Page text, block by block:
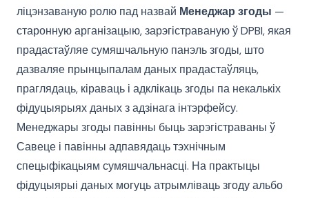
ліцэнзаваную ролю пад назвай Менеджар згоды —
старонную арганізацыю, зарэгістраваную ў DPBI, якая
прадастаўляе сумяшчальную панэль згоды, што
дазваляе прынцыпалам даных прадастаўляць,
праглядаць, кіраваць і адклікаць згоды па некалькіх
фідуцыярыях даных з адзінага інтэрфейсу.
Менеджары згоды павінны быць зарэгістраваны ў
Савеце і павінны адпавядаць тэхнічным
спецыфікацыям сумяшчальнасці. На практыцы
фідуцыярыі даных могуць атрымліваць згоду альбо